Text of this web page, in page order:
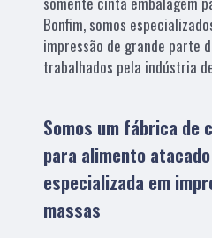
Bonfim, somos
impressão de grande parte
trabalhados pela indústria
Somos um fábrica de
para alimento
especializada em
massas